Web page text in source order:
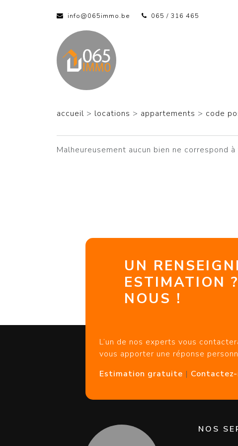
info@065immo.be 065 / 316 465
accueil > locations > appartements > code
Malheureusement aucun bien ne correspond
UN
ESTIMATION
NOUS !
L’un de nos experts vous
vous apporter une réponse
Estimation gratuite |
NOS